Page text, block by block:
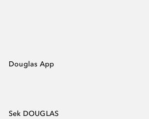
Douglas App
Sek DOUGLAS